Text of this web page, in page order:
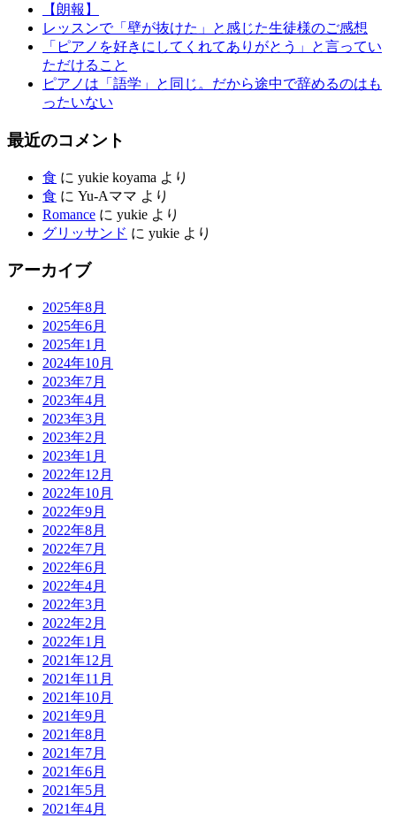
【朗報】
レッスンで「壁が抜けた」と感じた生徒様のご感想
「ピアノを好きにしてくれてありがとう」と言ってい
ただけること
ピアノは「語学」と同じ。だから途中で辞めるのはも
ったいない
最近のコメント
食 に yukie koyama より
食 に Yu-Aママ より
Romance に yukie より
グリッサンド に yukie より
アーカイブ
2025年8月
2025年6月
2025年1月
2024年10月
2023年7月
2023年4月
2023年3月
2023年2月
2023年1月
2022年12月
2022年10月
2022年9月
2022年8月
2022年7月
2022年6月
2022年4月
2022年3月
2022年2月
2022年1月
2021年12月
2021年11月
2021年10月
2021年9月
2021年8月
2021年7月
2021年6月
2021年5月
2021年4月